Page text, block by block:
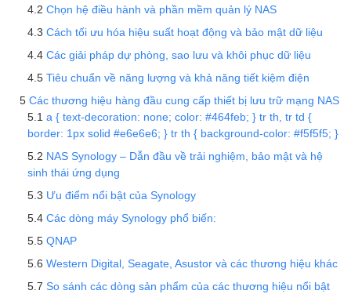
Chọn hệ điều hành và phần mềm quản lý NAS
Cách tối ưu hóa hiệu suất hoạt động và bảo mật dữ liệu
Các giải pháp dự phòng, sao lưu và khôi phục dữ liệu
Tiêu chuẩn về năng lượng và khả năng tiết kiệm điện
Các thương hiệu hàng đầu cung cấp thiết bị lưu trữ mạng NAS
a { text-decoration: none; color: #464feb; } tr th, tr td {
border: 1px solid #e6e6e6; } tr th { background-color: #f5f5f5; }
NAS Synology – Dẫn đầu về trải nghiệm, bảo mật và hệ
sinh thái ứng dụng
Ưu điểm nổi bật của Synology
Các dòng máy Synology phổ biến:
QNAP
Western Digital, Seagate, Asustor và các thương hiệu khác
So sánh các dòng sản phẩm của các thương hiệu nổi bật